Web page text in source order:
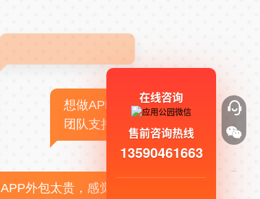
想做APP，但没有技术
团队支持
APP外包太贵，感觉不
在线咨询
售前咨询热线
13590461663